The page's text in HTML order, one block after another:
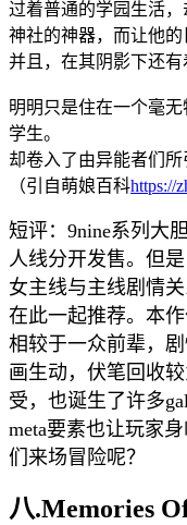
过着普通的学园生活
神社的神器，而让他的
并且，在其阴影下还有
明明只是住在一个毫
学生。
却卷入了由异能者们所
（引自萌娘百科https://
短评：9nine系列大
人线分开发售。但
女主线与主线剧情
在此一起推荐。本
相较于一众前辈，
画生动，伏笔回收
受，也诞生了许多
meta要素也让玩家
们来场冒险呢？
八.Memories